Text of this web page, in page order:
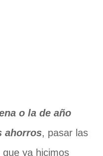
o la de año
ahorros, pasar las
ya hicimos